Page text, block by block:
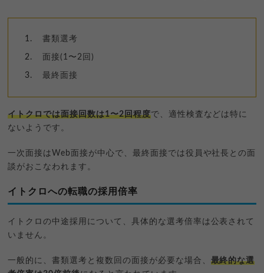
書類選考
面接(1〜2回)
最終面接
イトクロでは面接回数は1〜2回程度で、適性検査などは特に
ないようです。
一次面接はWeb面接が中心で、最終面接では役員や社長との面
談がおこなわれます。
イトクロへの転職の採用倍率
イトクロの中途採用について、具体的な選考倍率は公表されて
いません。
一般的に、書類選考と複数回の面接が必要な場合、 最終的な選